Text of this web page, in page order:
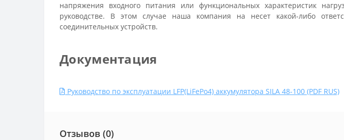
напряжения входного питания или функциональных характеристик
руководстве. В этом случае наша компания на несет какой-либо
соединительных устройств.
Документация
Руководство по эксплуатации LFP(LiFePo4) аккумулятора SILA 48-100 (PDF RUS)
Отзывов (0)